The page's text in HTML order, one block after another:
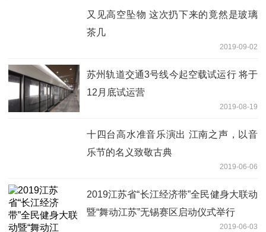
又见高空坠物 这次扔下来的竟然是玻璃
茶几
2019-09-02
苏州轨道交通3号线今起空载试运行 将于
12月底试运营
2019-08-19
十四台高水准音乐演出 江南之声，以音
乐节的名义致敬古典
2019-06-06
2019江苏省“长江经济带”全民健身大联动
暨“舞动江苏”无锡赛区启动仪式举行
2019-06-03